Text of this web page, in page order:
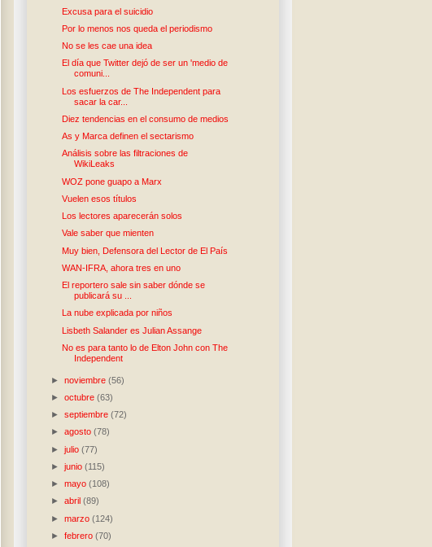
Excusa para el suicidio
Por lo menos nos queda el periodismo
No se les cae una idea
El día que Twitter dejó de ser un 'medio de
comuni...
Los esfuerzos de The Independent para
sacar la car...
Diez tendencias en el consumo de medios
As y Marca definen el sectarismo
Análisis sobre las filtraciones de
WikiLeaks
WOZ pone guapo a Marx
Vuelen esos títulos
Los lectores aparecerán solos
Vale saber que mienten
Muy bien, Defensora del Lector de El País
WAN-IFRA, ahora tres en uno
El reportero sale sin saber dónde se
publicará su ...
La nube explicada por niños
Lisbeth Salander es Julian Assange
No es para tanto lo de Elton John con The
Independent
►noviembre(56)
►octubre(63)
►septiembre(72)
►agosto(78)
►julio(77)
►junio(115)
►mayo(108)
►abril(89)
►marzo(124)
►febrero(70)